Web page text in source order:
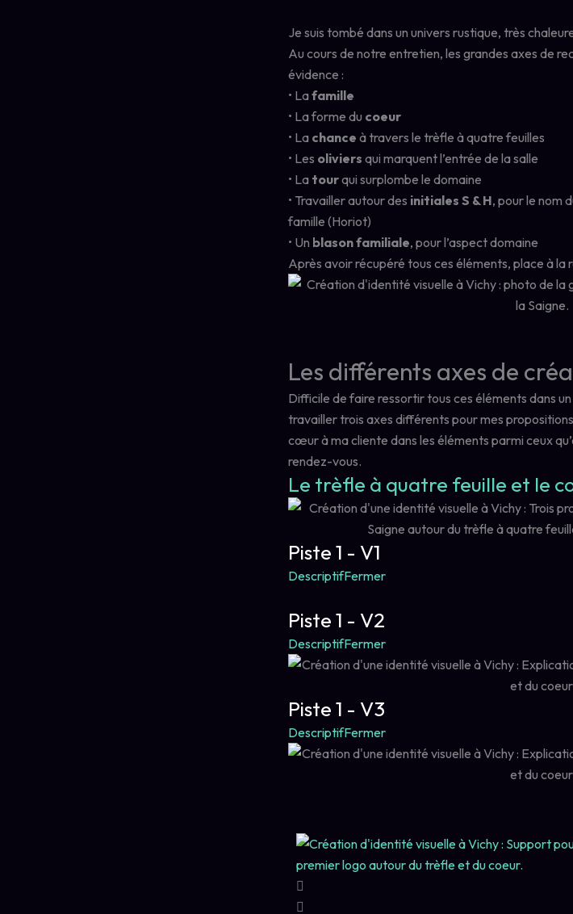
Je suis tombé dans un univers rustique, très
Au cours de notre entretien, les grandes axes de
évidence :
• Lafamille
• La forme du coeur
• La chance à travers le trèfle à quatre feuilles
• Les oliviers qui marquent l’entrée de la salle
• La tourqui surplombe le domaine
• Travailler autour des initiales S & H, pour le nom
famille (Horiot)
• Un blason familiale, pour l’aspect domaine
Après avoir récupéré tous ces éléments, place à la
Les différents axes de
Difficile de faire ressortir tous ces éléments dans
travailler trois axes différents pour mes
cœur à ma cliente dans les éléments parmi ceux
rendez-vous.
Le trèfle à quatre feuille et le
Piste 1 - V1
DescriptifFermer
Piste 1 - V2
DescriptifFermer
Piste 1 - V3
DescriptifFermer